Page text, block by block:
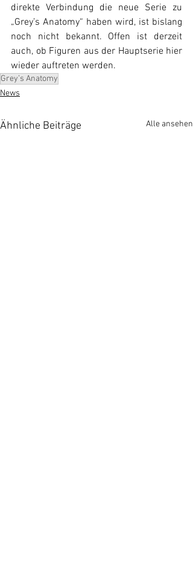
direkte Verbindung die neue Serie zu
„Grey’s Anatomy“ haben wird, ist bislang
noch nicht bekannt. Offen ist derzeit
auch, ob Figuren aus der Hauptserie hier
wieder auftreten werden.
Grey’s Anatomy
News
Ähnliche Beiträge Alle ansehen